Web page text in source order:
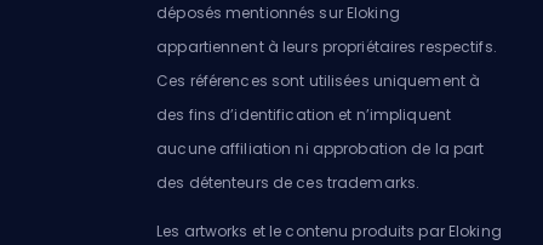
déposés mentionnés sur Eloking
appartiennent à leurs propriétaires respectifs.
Ces références sont utilisées uniquement à
des fins d’identification et n’impliquent
aucune affiliation ni approbation de la part
des détenteurs de ces trademarks.
Les artworks et le contenu produits par Eloking